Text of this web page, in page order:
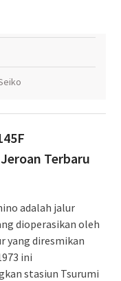
Terbaru
adalah jalur
dioperasikan oleh
yang diresmikan
ini
stasiun Tsurumi